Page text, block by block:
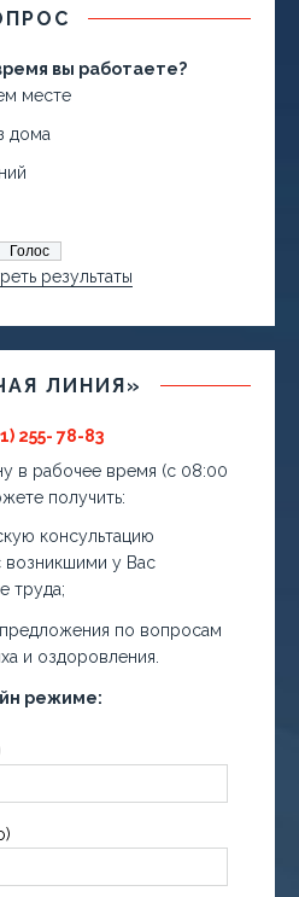
вы работаете?
месте
дома
результаты
ЛИНИЯ»
255- 78-83
в рабочее время (с 08:00
получить:
консультацию
возникшими у Вас
труда;
предложения по вопросам
и оздоровления.
режиме: